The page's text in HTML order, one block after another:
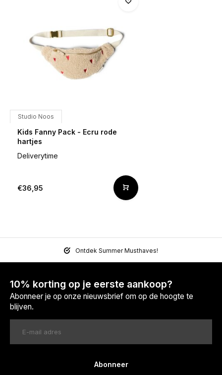
Studio Noos
Kids Fanny Pack - Ecru rode
hartjes
Deliverytime
€36,95
Ontdek Summer Musthaves!
10% korting op je eerste aankoop?
Abonneer je op onze nieuwsbrief om op de hoogte te
blijven.
Abonneer